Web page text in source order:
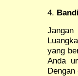
4.
yang
Anda